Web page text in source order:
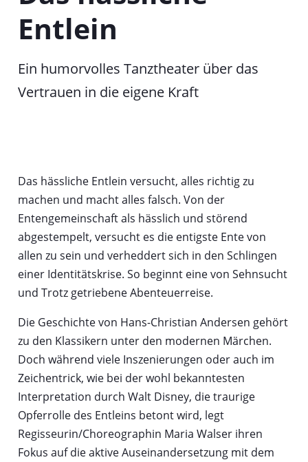
a
Entlein
Ein humorvolles Tanztheater über das
Vertrauen in die eigene Kraft
Das hässliche Entlein versucht, alles richtig zu
machen und macht alles falsch. Von der
Entengemeinschaft als hässlich und störend
abgestempelt, versucht es die entigste Ente von
allen zu sein und verheddert sich in den Schlingen
einer Identitätskrise. So beginnt eine von Sehnsucht
und Trotz getriebene Abenteuerreise.
Die Geschichte von Hans-Christian Andersen gehört
zu den Klassikern unter den modernen Märchen.
Doch während viele Inszenierungen oder auch im
Zeichentrick, wie bei der wohl bekanntesten
Interpretation durch Walt Disney, die traurige
Opferrolle des Entleins betont wird, legt
Regisseurin/Choreographin Maria Walser ihren
Fokus auf die aktive Auseinandersetzung mit dem